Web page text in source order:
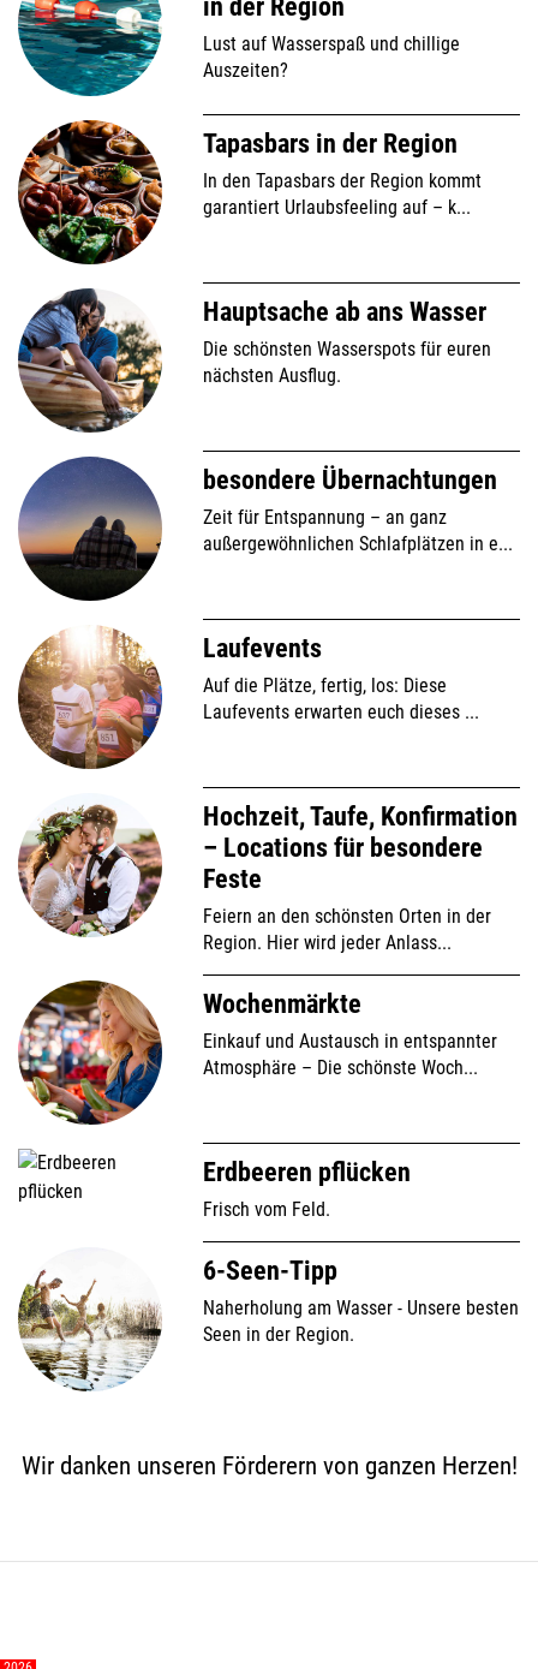
Lust auf Wasserspaß und chillige
Auszeiten?
Tapasbars in der Region
In den Tapasbars der Region kommt
garantiert Urlaubsfeeling auf – k...
Hauptsache ab ans Wasser
Die schönsten Wasserspots für euren
nächsten Ausflug.
besondere Übernachtungen
Zeit für Entspannung – an ganz
außergewöhnlichen Schlafplätzen in e...
Laufevents
Auf die Plätze, fertig, los: Diese
Laufevents erwarten euch dieses ...
Hochzeit, Taufe, Konfirmation
– Locations für besondere
Feste
Feiern an den schönsten Orten in der
Region. Hier wird jeder Anlass...
Wochenmärkte
Einkauf und Austausch in entspannter
Atmosphäre – Die schönste Woch...
Erdbeeren pflücken
Frisch vom Feld.
6-Seen-Tipp
Naherholung am Wasser - Unsere besten
Seen in der Region.
Wir danken unseren Förderern von ganzen Herzen!